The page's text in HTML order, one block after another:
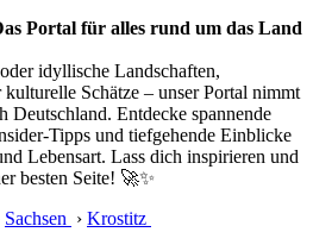
Portal für alles rund um das Land
idyllische Landschaften,
Schätze – unser Portal nimmt
Deutschland. Entdecke spannende
Tipps und tiefgehende Einblicke
Lebensart. Lass dich inspirieren und
besten Seite! 🚀✨
Sachsen › Krostitz